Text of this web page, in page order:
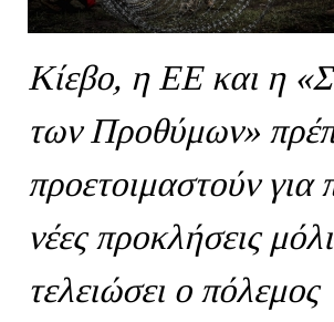
Κίεβο, η ΕΕ και η
των Προθύμων»
προετοιμαστούν για
νέες προκλήσεις
τελειώσει ο πόλεμος